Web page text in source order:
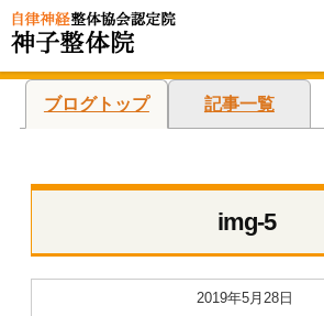
ブログトップ 記事一覧
img-5
2019年5月28日